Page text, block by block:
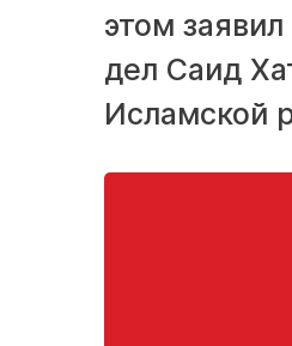
этом
дел Саид
Исламской